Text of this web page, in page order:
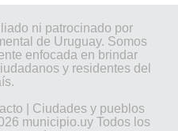
ni patrocinado por
de Uruguay. Somos
enfocada en brindar
y residentes del
Ciudades y pueblos
municipio.uy Todos los